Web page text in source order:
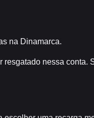
na Dinamarca.
nessa conta.